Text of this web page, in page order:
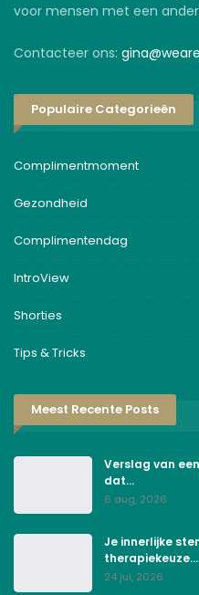
voor mensen met een
Contacteer ons:
Populaire Categorieën
Complimentmoment
Gezondheid
Complimentendag
IntroView
Shorties
Tips & Tricks
Meest Recente Posts
Verslag van
dat…
6 aug, 2026
Je innerlijke
therapiekeuze…
24 jul, 2026